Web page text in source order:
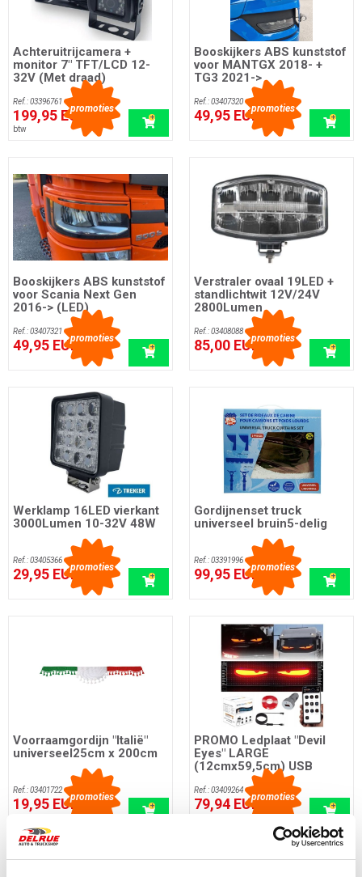
promoties
Achteruitrijcamera +
monitor 7" TFT/LCD 12-
32V (Met draad)
Ref.: 03396761
199,95 EUR
btw
promoties
Booskijkers ABS kunststof
voor MANTGX 2018- +
TG3 2021->
Ref.: 03407320
49,95 EUR incl. btw
promoties
Booskijkers ABS kunststof
voor Scania Next Gen
2016-> (LED)
Ref.: 03407321
49,95 EUR incl. btw
promoties
Verstraler ovaal 19LED +
standlichtwit 12V/24V
2800Lumen
Ref.: 03408088
85,00 EUR incl. btw
promoties
Werklamp 16LED vierkant
3000Lumen 10-32V 48W
Ref.: 03405366
29,95 EUR incl. btw
promoties
Gordijnenset truck
universeel bruin5-delig
Ref.: 03391996
99,95 EUR incl. btw
promoties
Voorraamgordijn "Italië"
universeel25cm x 200cm
Ref.: 03401722
19,95 EUR incl. btw
promoties
PROMO Ledplaat "Devil
Eyes" LARGE
(12cmx59,5cm) USB
Ref.: 03409264
79,94 EUR incl. btw
Meer